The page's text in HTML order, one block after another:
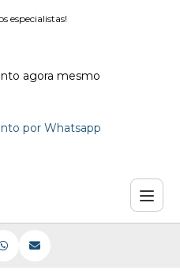
especialistas!
agora mesmo
por Whatsapp